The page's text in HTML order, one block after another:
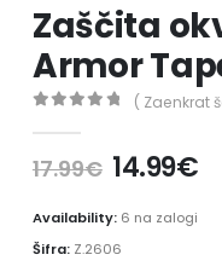
Zaščita
Armor
( Zaenkrat
17.99€ 14.99€
Availability: 6 na zalogi
Šifra: Z.2606